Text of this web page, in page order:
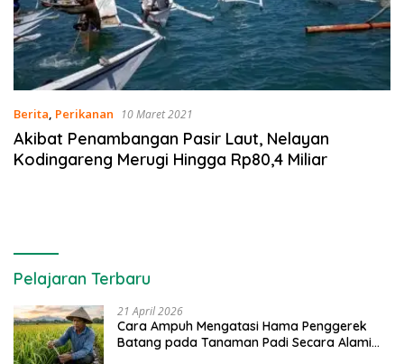
Berita, Perikanan 10 Maret 2021
Akibat Penambangan Pasir Laut, Nelayan
Kodingareng Merugi Hingga Rp80,4 Miliar
Pelajaran Terbaru
21 April 2026
Cara Ampuh Mengatasi Hama Penggerek
Batang pada Tanaman Padi Secara Alami